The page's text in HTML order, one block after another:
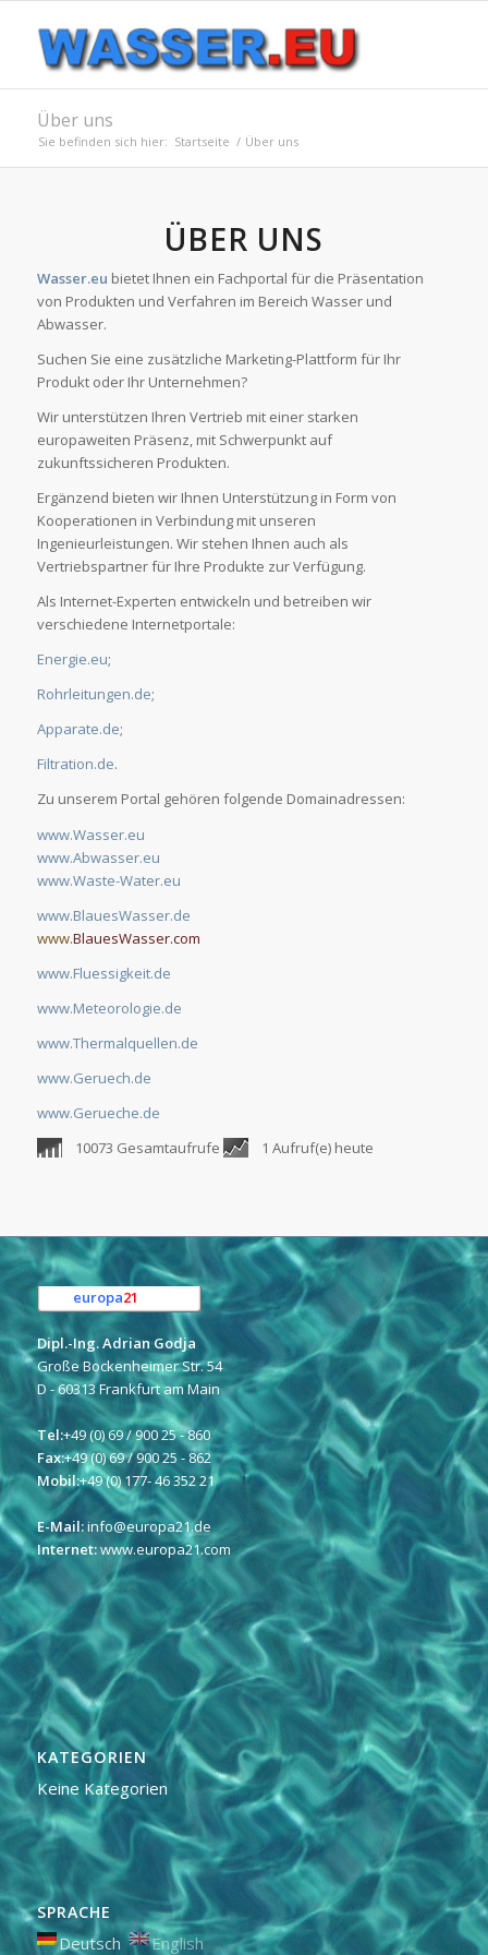
Über uns
Sie befinden sich hier: Startseite / Über uns
ÜBER UNS
Wasser.eu bietet Ihnen ein Fachportal für die Präsentation
von Produkten und Verfahren im Bereich Wasser und
Abwasser.
Suchen Sie eine zusätzliche Marketing-Plattform für Ihr
Produkt oder Ihr Unternehmen?
Wir unterstützen Ihren Vertrieb mit einer starken
europaweiten Präsenz, mit Schwerpunkt auf
zukunftssicheren Produkten.
Ergänzend bieten wir Ihnen Unterstützung in Form von
Kooperationen in Verbindung mit unseren
Ingenieurleistungen. Wir stehen Ihnen auch als
Vertriebspartner für Ihre Produkte zur Verfügung.
Als Internet-Experten entwickeln und betreiben wir
verschiedene Internetportale:
Energie.eu;
Rohrleitungen.de;
Apparate.de;
Filtration.de.
Zu unserem Portal gehören folgende Domainadressen:
www.Wasser.eu
www.Abwasser.eu
www.Waste-Water.eu
www.BlauesWasser.de
www.BlauesWasser.com
www.Fluessigkeit.de
www.Meteorologie.de
www.Thermalquellen.de
www.Geruech.de
www.Gerueche.de
10073 Gesamtaufrufe
1 Aufruf(e) heute
europa21
Dipl.-Ing. Adrian Godja
Große Bockenheimer Str. 54
D - 60313 Frankfurt am Main
Tel:+49 (0) 69 / 900 25 - 860
Fax:+49 (0) 69 / 900 25 - 862
Mobil:+49 (0) 177- 46 352 21
E-Mail:info@europa21.de
Internet:www.europa21.com
KATEGORIEN
Keine Kategorien
SPRACHE
Deutsch English